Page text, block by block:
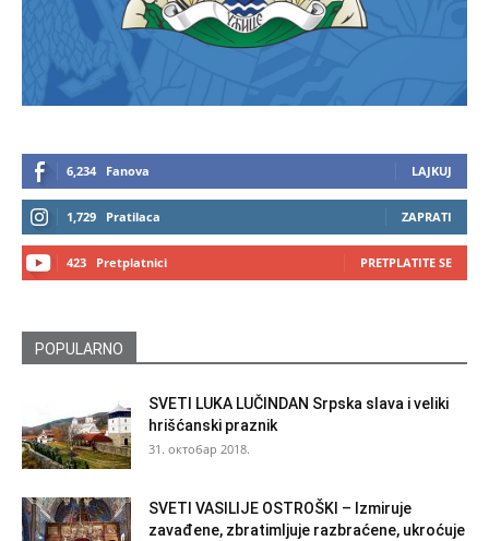
6,234 Fanova LAJKUJ
1,729 Pratilaca ZAPRATI
423 Pretplatnici PRETPLATITE SE
POPULARNO
SVETI LUKA LUČINDAN Srpska slava i veliki
hrišćanski praznik
31. октобар 2018.
SVETI VASILIJE OSTROŠKI – Izmiruje
zavađene, zbratimljuje razbraćene, ukroćuje